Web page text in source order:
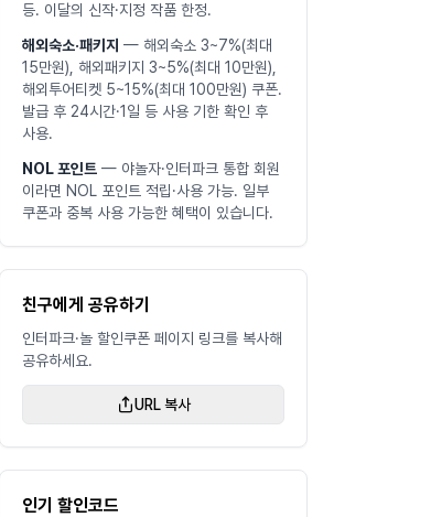
등. 이달의 신작·지정 작품 한정.
해외숙소·패키지 — 해외숙소 3~7%(최대
15만원), 해외패키지 3~5%(최대 10만원),
해외투어티켓 5~15%(최대 100만원) 쿠폰.
발급 후 24시간·1일 등 사용 기한 확인 후
사용.
NOL 포인트 — 야놀자·인터파크 통합 회원
이라면 NOL 포인트 적립·사용 가능. 일부
쿠폰과 중복 사용 가능한 혜택이 있습니다.
친구에게 공유하기
인터파크·놀 할인쿠폰 페이지 링크를 복사해
공유하세요.
URL 복사
인기 할인코드